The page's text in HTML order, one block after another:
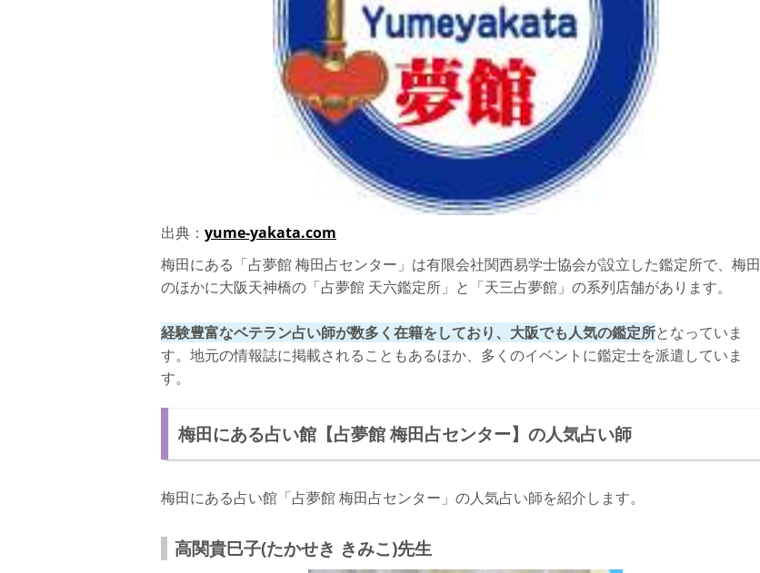
出典： yume-yakata.com
梅田にある「占夢館 梅田占センター」は有限会社関西易学士協会が設立した鑑定所で、梅田
のほかに大阪天神橋の「占夢館 天六鑑定所」と「天三占夢館」の系列店舗があります。
経験豊富なベテラン占い師が数多く在籍をしており、大阪でも人気の鑑定所となっていま
す。地元の情報誌に掲載されることもあるほか、多くのイベントに鑑定士を派遣していま
す。
梅田にある占い館【占夢館 梅田占センター】の人気占い師
梅田にある占い館「占夢館 梅田占センター」の人気占い師を紹介します。
高関貴巳子(たかせき きみこ)先生